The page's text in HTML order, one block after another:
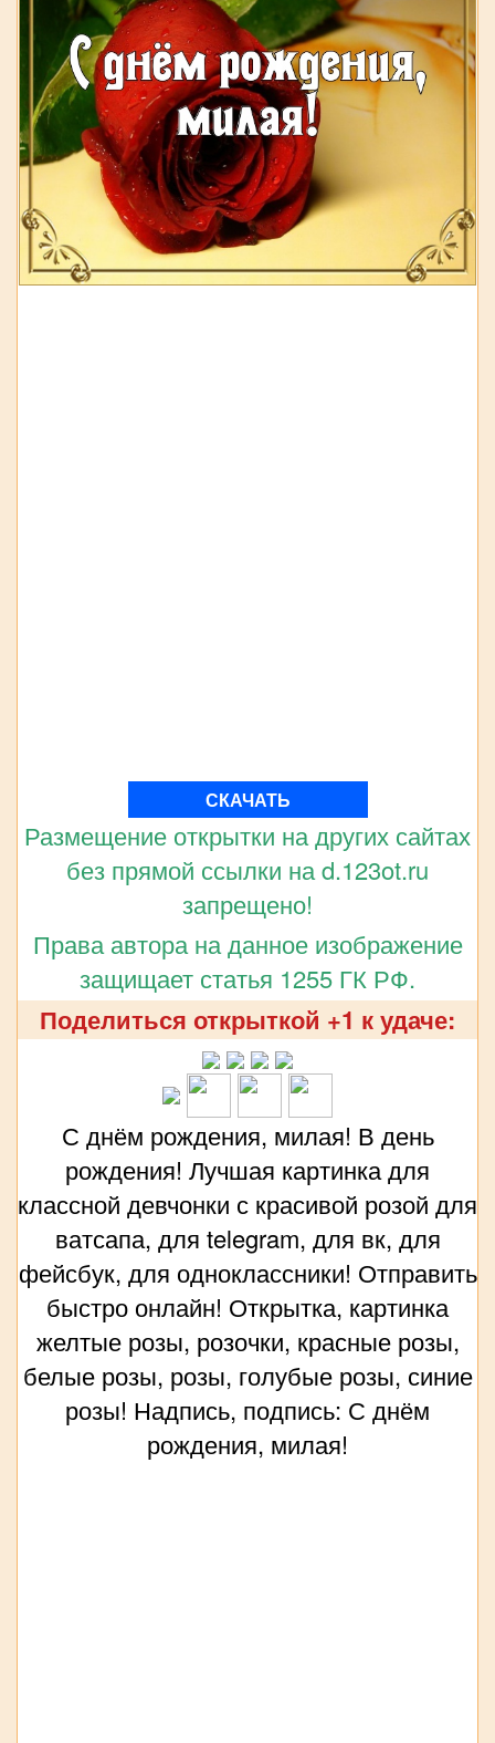
СКАЧАТЬ
Размещение открытки на других сайтах
без прямой ссылки на d.123ot.ru
запрещено!
Права автора на данное изображение
защищает статья 1255 ГК РФ.
Поделиться открыткой +1 к удаче:
С днём рождения, милая! В день
рождения! Лучшая картинка для
классной девчонки с красивой розой для
ватсапа, для telegram, для вк, для
фейсбук, для одноклассники! Отправить
быстро онлайн! Открытка, картинка
желтые розы, розочки, красные розы,
белые розы, розы, голубые розы, синие
розы! Надпись, подпись: С днём
рождения, милая!